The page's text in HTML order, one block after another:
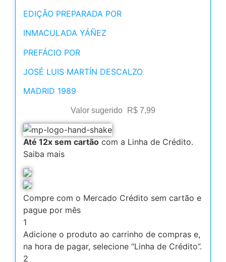
EDIÇÃO PREPARADA POR
INMACULADA YÁÑEZ
PREFÁCIO POR
JOSÉ LUIS MARTÍN DESCALZO
MADRID 1989
Valor sugerido R$ 7,99
Até 12x sem cartão com a Linha de Crédito.
Saiba mais
Compre com o Mercado Crédito sem cartão e
pague por mês
1
Adicione o produto ao carrinho de compras e,
na hora de pagar, selecione “Linha de Crédito”.
2